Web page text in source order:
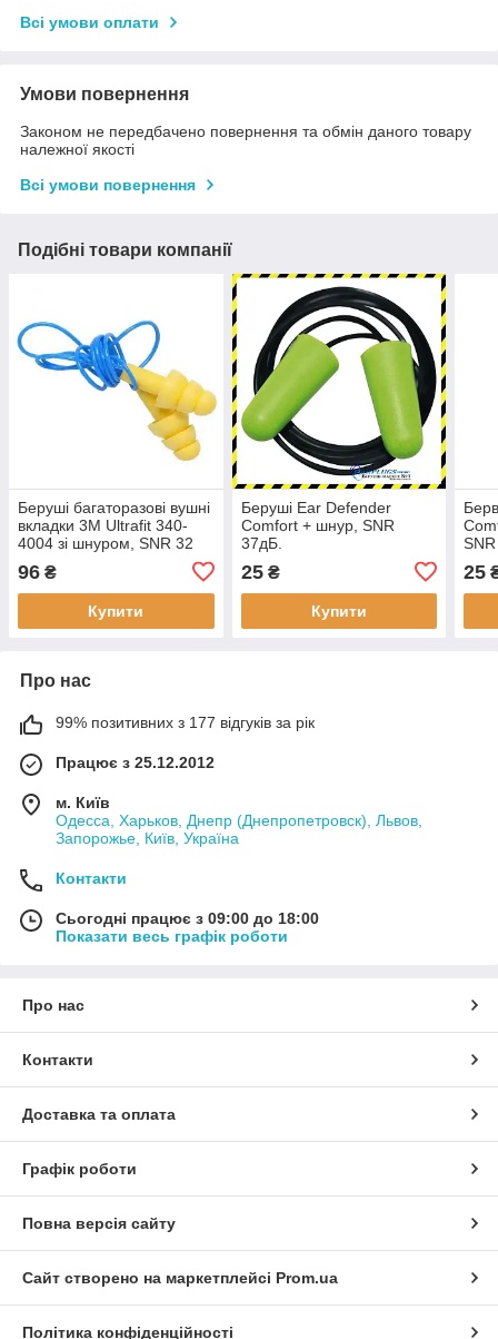
Всі умови оплати
Умови повернення
Законом не передбачено повернення та обмін даного товару
належної якості
Всі умови повернення
Подібні товари компанії
Беруші багаторазові вушні
вкладки 3M Ultrafit 340-
4004 зі шнуром, SNR 32
96 ₴
Купити
Беруші Ear Defender
Comfort + шнур, SNR
37дБ.
25₴
Купити
25
Про нас
99% позитивних з 177 відгуків за рік
Працює з 25.12.2012
м. Київ
Одесса, Харьков, Днепр (Днепропетровск), Львов,
Запорожье, Київ, Україна
Контакти
Сьогодні працює з 09:00 до 18:00
Показати весь графік роботи
Про нас
Контакти
Доставка та оплата
Графік роботи
Повна версія сайту
Сайт створено на маркетплейсі Prom.ua
Політика конфіденційності